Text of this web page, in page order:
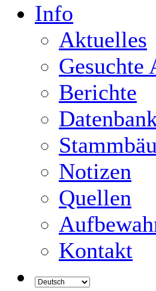
Info
Aktuelles
Gesuchte
Berichte
Notizen
Quellen
Kontakt